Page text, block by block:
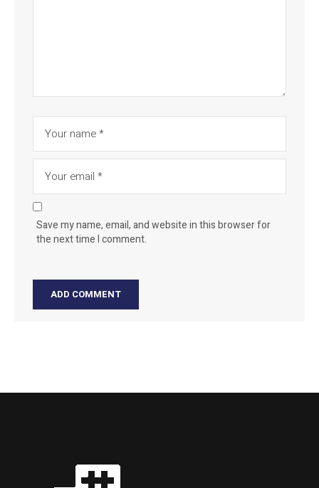
Save my name, email, and website in this browser for
the next time I comment.